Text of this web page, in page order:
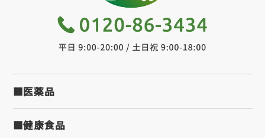
■医薬品
■健康食品